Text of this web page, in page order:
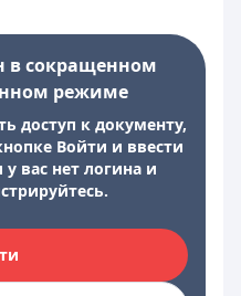
в сокращенном
режиме
доступ к документу,
Войти и ввести
вас нет логина и